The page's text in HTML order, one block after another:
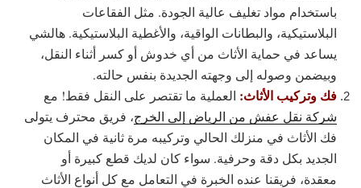
باستخدام مواد تغليف عالية الجودة. مثل الفقاعات
البلاستيكية، والبطانات الواقية، والأغطية البلاستيكية. هالشي
يساعد في حماية الأثاث من أي خدوش أو كسر أثناء النقل،
وبيضمن وصوله إلى وجهته الجديدة بنفس حالته.
فك وتركيب الأثاث: العملية ما تقتصر على النقل فقط! مع
شركة نقل عفش من الرياض إلى الخرج، فريق محترف يتولى
فك الأثاث في منزلك الحالي وتركيبه مرة ثانية في المكان
الجديد بكل دقة وحرفية. سواء كان لديك قطع كبيرة أو
معقدة، فريقنا عنده الخبرة في التعامل مع كل أنواع الأثاث